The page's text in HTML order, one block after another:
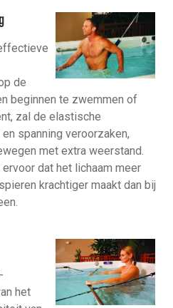
de
beginnen te zwemmen of
zal de elastische
spanning veroorzaken,
met extra weerstand.
dat het lichaam meer
krachtiger maakt dan bij
het